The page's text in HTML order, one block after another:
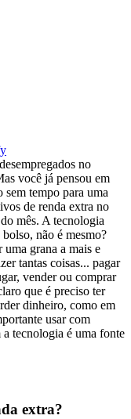
no
você já pensou em
sem tempo para uma
de renda extra no
mês. A tecnologia
não é mesmo?
grana a mais e
tantas coisas... pagar
vender ou comprar
que é preciso ter
dinheiro, como em
usar com
tecnologia é uma fonte
extra?